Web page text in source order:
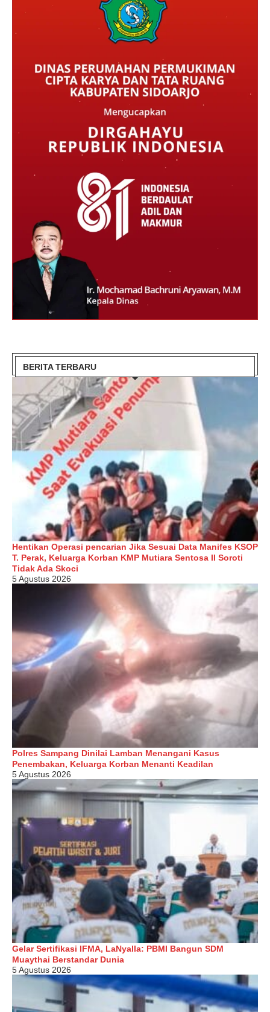
BERITA TERBARU
Hentikan Operasi pencarian Jika Sesuai Data Manifes KSOP
T. Perak, Keluarga Korban KMP Mutiara Sentosa II Soroti
Tidak Ada Skoci
5 Agustus 2026
Polres Sampang Dinilai Lamban Menangani Kasus
Penembakan, Keluarga Korban Menanti Keadilan
5 Agustus 2026
Gelar Sertifikasi IFMA, LaNyalla: PBMI Bangun SDM
Muaythai Berstandar Dunia
5 Agustus 2026